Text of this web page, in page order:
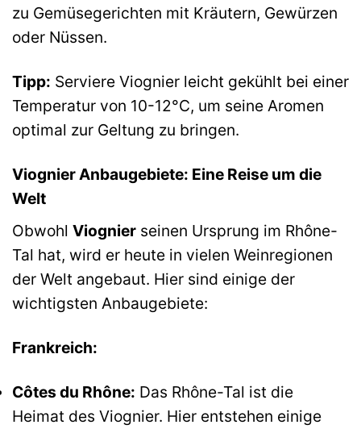
zu Gemüsegerichten mit Kräutern, Gewürzen
oder Nüssen.
Tipp: Serviere Viognier leicht gekühlt bei einer
Temperatur von 10-12°C, um seine Aromen
optimal zur Geltung zu bringen.
Viognier Anbaugebiete: Eine Reise um die
Welt
Obwohl Viognier seinen Ursprung im Rhône-
Tal hat, wird er heute in vielen Weinregionen
der Welt angebaut. Hier sind einige der
wichtigsten Anbaugebiete:
Frankreich:
Côtes du Rhône: Das Rhône-Tal ist die
Heimat des Viognier. Hier entstehen einige